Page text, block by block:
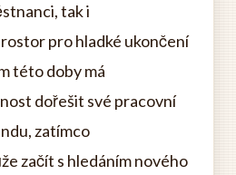
tak i
pro hladké ukončení
této doby má
dořešit své pracovní
zatímco
začít s hledáním nového